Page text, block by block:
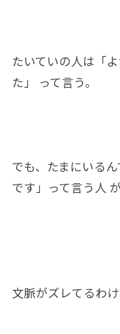
たいていの人は「
た 」 って言う。
でも、たまにいる
です」って言う人
文脈がズレてるわ